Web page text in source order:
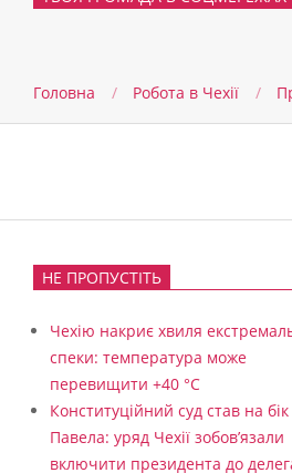
Головна Робота в Чехії
НЕ ПРОПУСТІТЬ
Чехію накриє хвиля
спеки: температура може
перевищити +40 °C
Конституційний суд став на бік
Павела: уряд Чехії зобов’язали
включити президента до